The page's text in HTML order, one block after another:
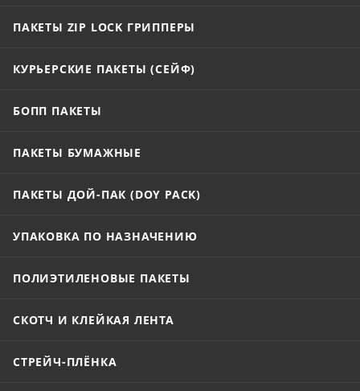
ПАКЕТЫ ZIP LOCK ГРИППЕРЫ
КУРЬЕРСКИЕ ПАКЕТЫ (СЕЙФ)
БОПП ПАКЕТЫ
ПАКЕТЫ БУМАЖНЫЕ
ПАКЕТЫ ДОЙ-ПАК (DOY PACK)
УПАКОВКА ПО НАЗНАЧЕНИЮ
ПОЛИЭТИЛЕНОВЫЕ ПАКЕТЫ
СКОТЧ И КЛЕЙКАЯ ЛЕНТА
СТРЕЙЧ-ПЛЁНКА